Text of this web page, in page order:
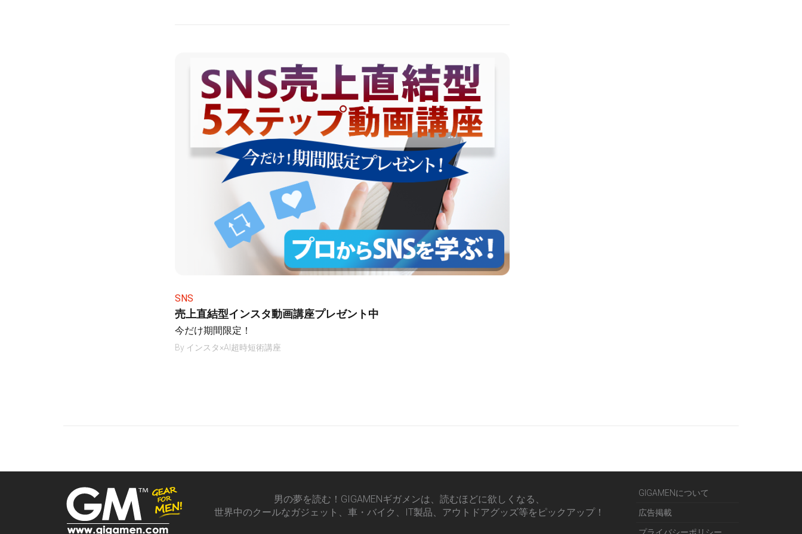
SNS
売上直結型インスタ動画講座プレゼント中
今だけ期間限定！
By インスタ×AI超時短術講座
男の夢を読む！GIGAMENギガメンは、読むほどに欲しくなる、
世界中のクールなガジェット、車・バイク、IT製品、アウトドアグッズ等をピックアップ！
GIGAMENについて
広告掲載
プライバシーポリシー